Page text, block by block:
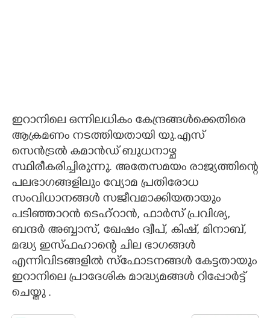
ഇറാനിലെ ഒന്നിലധികം കേന്ദ്രങ്ങൾക്കെതിരെ
ആക്രമണം നടത്തിയതായി യു.എസ്
സെൻട്രൽ കമാൻഡ് ബുധനാഴ്ച
സ്ഥിരീകരിച്ചിരുന്നു. അതേസമയം രാജ്യത്തിന്റെ
പലഭാഗങ്ങളിലും വ്യോമ പ്രതിരോധ
സംവിധാനങ്ങൾ സജീവമാക്കിയതായും
പടിഞ്ഞാറൻ ടെഹ്റാൻ,​ ഫാർസ് പ്രവിശ്യ,​
ബന്ദർ അബ്ബാസ്,​ ഖേഷം ദ്വീപ്,​ കിഷ്,​ മിനാബ്,​
മദ്ധ്യ ഇസ്ഫഹാന്റെ ചില ഭാഗങ്ങൾ
എന്നിവിടങ്ങളിൽ സ്ഫോടനങ്ങൾ കേട്ടതായും
ഇറാനിലെ പ്രാദേശിക മാദ്ധ്യമങ്ങൾ റിപ്പോർട്ട്
ചെയ്തു .